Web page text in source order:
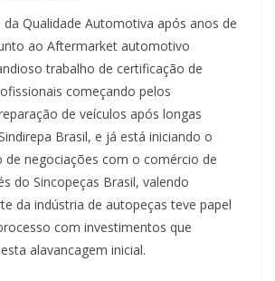
Qualidade Automotiva após anos de
ao Aftermarket automotivo
trabalho de certificação de
começando pelos
de veículos após longas
Brasil, e já está iniciando o
de negociações com o comércio de
do Sincopeças Brasil, valendo
da indústria de autopeças teve papel
com investimentos que
alavancagem inicial.